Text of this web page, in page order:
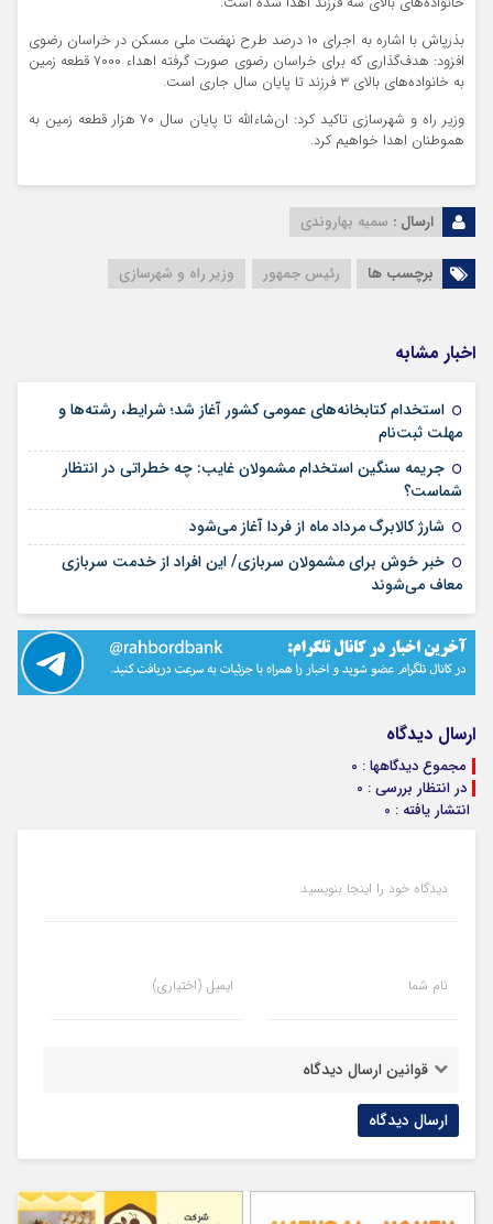
بذرپاش با اشاره به اجرای ۱۰ درصد طرح نهضت ملی مسکن در خراسان رضوی
افزود: هدف‌گذاری که برای خراسان رضوی صورت گرفته اهداء ۷۰۰۰ قطعه زمین
به خانواده‌های بالای ۳ فرزند تا پایان سال جاری است.
وزیر راه و شهرسازی تاکید کرد: ان‌شاءالله تا پایان سال ۷۰ هزار قطعه زمین به
هموطنان اهدا خواهیم کرد.
ارسال : سمیه بهاروندی
برچسب ها رئیس جمهور وزیر راه و شهرسازی
اخبار مشابه
استخدام کتابخانه‌های عمومی کشور آغاز شد؛ شرایط، رشته‌ها و
مهلت ثبت‌نام
جریمه سنگین استخدام مشمولان غایب: چه خطراتی در انتظار
شماست؟
شارژ کالابرگ مرداد ماه از فردا آغاز می‌شود
خبر خوش برای مشمولان سربازی/ این افراد از خدمت سربازی
معاف می‌شوند
ارسال دیدگاه
مجموع دیدگاهها : 0
در انتظار بررسی : 0
انتشار یافته : 0
دیدگاه خود را اینجا بنویسید
نام شما ایمیل (اختیاری)
قوانین ارسال دیدگاه